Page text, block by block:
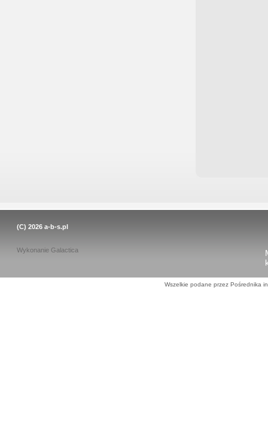
(C) 2026 a-b-s.pl
Wykonanie Galactica
Wszelkie podane przez Pośrednika